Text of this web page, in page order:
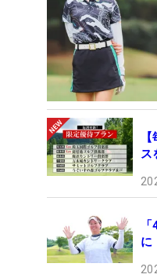
ス
に